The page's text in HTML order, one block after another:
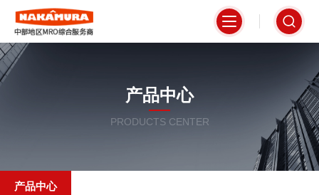
产品中心
PRODUCTS CENTER
产品中心